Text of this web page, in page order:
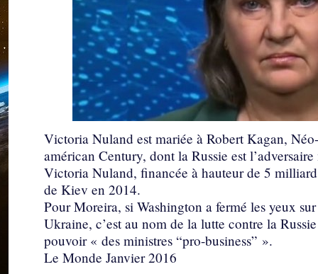
Victoria Nuland est mariée à Robert Kagan,
américan Century, dont la Russie est
Victoria Nuland, financée à hauteur de 5
de Kiev en 2014.
Pour Moreira, si Washington a fermé les yeux
Ukraine, c’est au nom de la lutte contre la
pouvoir « des ministres “pro-business” ».
Le Monde Janvier 2016